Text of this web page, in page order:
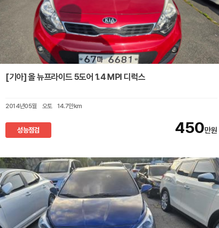
[기아] 올 뉴프라이드 5도어 1.4 MPI 디럭스
2014년05월 오토 14.7만km
성능점검 450만원